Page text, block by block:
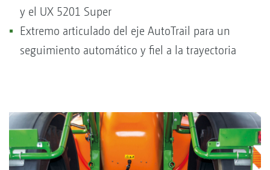
y el UX 5201 Super
Extremo articulado del eje AutoTrail para un
seguimiento automático y fiel a la trayectoria